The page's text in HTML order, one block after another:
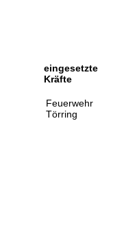
eingesetzte
Kräfte
Feuerwehr
Törring